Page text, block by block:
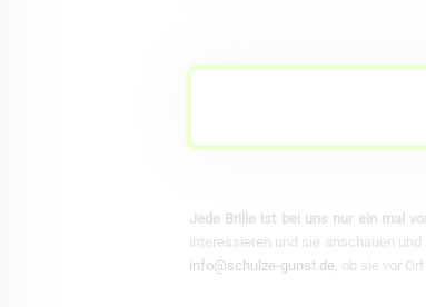
Jede Brille ist bei uns nur ein mal
interessieren und sie anschauen
info@schulze-gunst.de , ob sie vor